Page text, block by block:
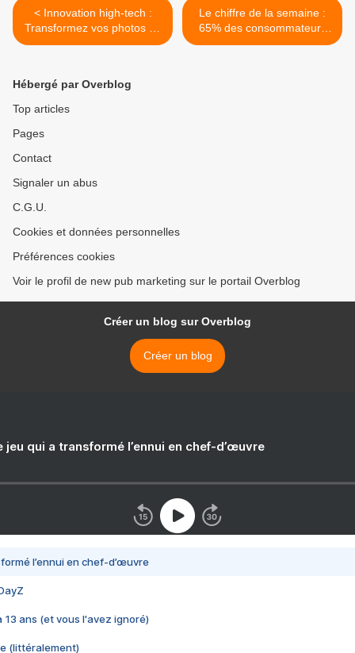
< Innovation high-tech :
Transformez vos photos de
face en une photo 3D
Le chiffre de la semaine :
65% des consommateurs
sensibles aux avis clients >
Hébergé par Overblog
Top articles
Pages
Contact
Signaler un abus
C.G.U.
Cookies et données personnelles
Préférences cookies
Voir le profil de new pub marketing sur le portail Overblog
Créer un blog sur Overblog
Créer un blog
jeu qui a transformé l’ennui en chef-d’œuvre
l’ennui en chef-d’œuvre
13 ans (et vous l'avez ignoré)
(littéralement)